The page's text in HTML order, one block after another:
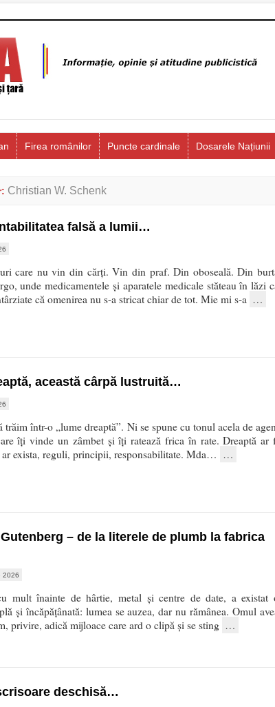
Firea românilor Puncte cardinale Dosarele Națiunii
Christian W. Schenk
falsă a lumii…
care nu vin din cărți. Vin din praf. Din oboseală. Din
unde medicamentele și aparatele medicale stăteau în lăzi
că omenirea nu s-a stricat chiar de tot. Mie mi s-a …
această cârpă lustruită…
trăim într-o „lume dreaptă”. Ni se spune cu tonul acela de
îți vinde un zâmbet și îți ratează frica în rate. Dreaptă ar
exista, reguli, principii, responsabilitate. Mda… …
– de la literele de plumb la fabrica
2026
mult înainte de hârtie, metal și centre de date, a existat
și încăpățânată: lumea se auzea, dar nu rămânea. Omul
privire, adică mijloace care ard o clipă și se sting …
deschisă…